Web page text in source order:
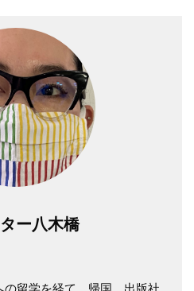
ー八木橋
留学を経て、帰国。出版社